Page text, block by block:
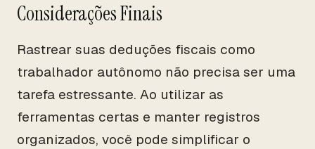
Considerações Finais
Rastrear suas deduções fiscais como
trabalhador autônomo não precisa ser uma
tarefa estressante. Ao utilizar as
ferramentas certas e manter registros
organizados, você pode simplificar o